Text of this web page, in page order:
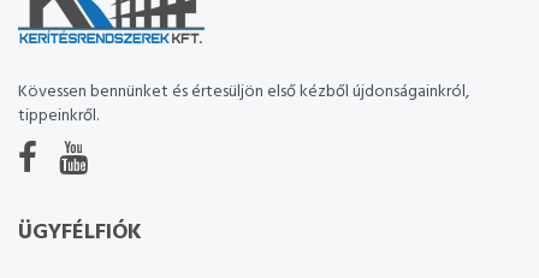
Kövessen bennünket és értesüljön első kézből újdonságainkról,
tippeinkről.
ÜGYFÉLFIÓK